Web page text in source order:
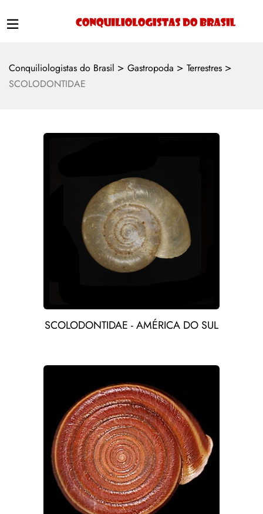
Conquiliologistas do Brasil > Gastropoda > Terrestres >
SCOLODONTIDAE
SCOLODONTIDAE - AMÉRICA DO SUL